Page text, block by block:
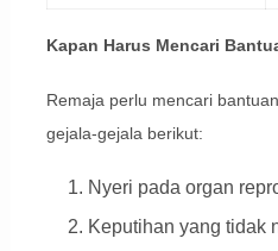
Kapan Harus Mencari
Remaja perlu mencari
gejala-gejala berikut:
Nyeri pada organ
Keputihan yang tidak